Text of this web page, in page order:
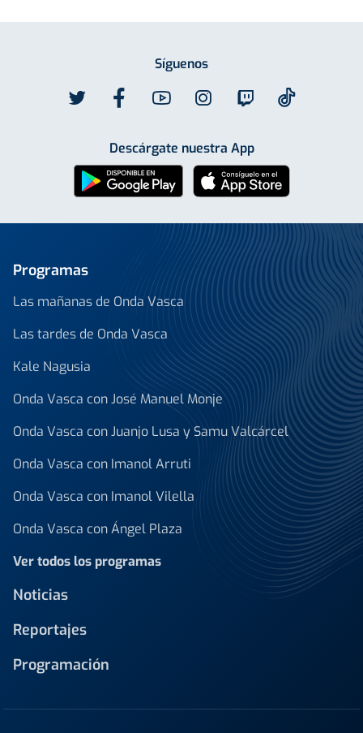
Síguenos
Descárgate nuestra App
Programas
Las mañanas de Onda Vasca
Las tardes de Onda Vasca
Kale Nagusia
Onda Vasca con José Manuel Monje
Onda Vasca con Juanjo Lusa y Samu Valcárcel
Onda Vasca con Imanol Arruti
Onda Vasca con Imanol Vilella
Onda Vasca con Ángel Plaza
Ver todos los programas
Noticias
Reportajes
Programación